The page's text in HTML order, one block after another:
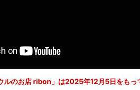
ルのお店 ribon」は2025年12月5日をもっ